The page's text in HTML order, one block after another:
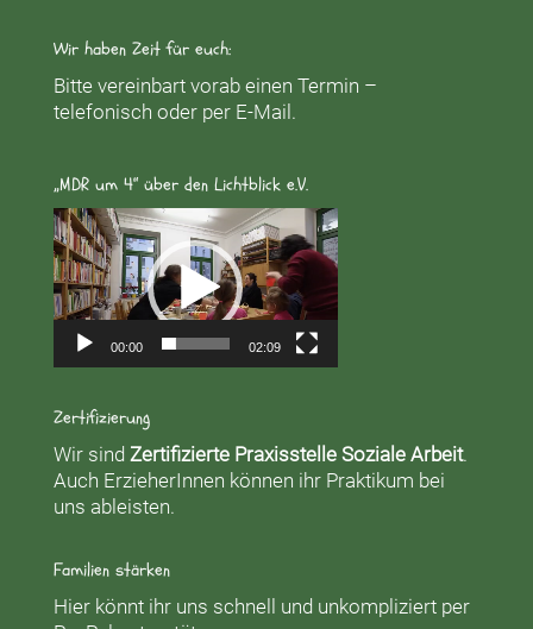
Wir haben Zeit für euch:
Bitte vereinbart vorab einen Termin –
telefonisch oder per E-Mail.
„MDR um 4“ über den Lichtblick e.V.
Video-
Player
00:00 02:09
Zertifizierung
Wir sind Zertifizierte Praxisstelle Soziale Arbeit.
Auch ErzieherInnen können ihr Praktikum bei
uns ableisten.
Familien stärken
Hier könnt ihr uns schnell und unkompliziert per